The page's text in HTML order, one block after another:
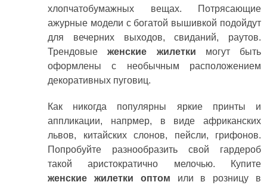
хлопчатобумажных вещах. Потрясающие
ажурные модели с богатой вышивкой подойдут
для вечерних выходов, свиданий, раутов.
Трендовыеженские жилетки могут быть
оформлены с необычным расположением
декоративных пуговиц.
Как никогда популярны яркие принты и
аппликации, напрмер, в виде африканских
львов, китайских слонов, пейсли, грифонов.
Попробуйте разнообразить свой гардероб
такой аристократично мелочью. Купите
женские жилетки оптом или в розницу в